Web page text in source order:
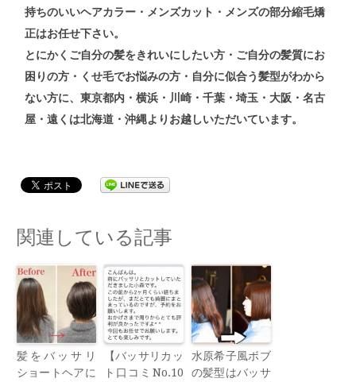
持ちのいいヘアカラー・メンズカット ・メンズの部分縮毛矯
正はお任せ下さい。
とにかくご自分の髪をきれいにしたい方・ご自分の髪質にお
困りの方・くせ毛でお悩みの方・自分に似合う髪型がわから
ない方に、東京都内・横浜・川崎・千葉・埼玉・大阪・名古
屋・遠くは北海道・沖縄よりお越しいただいています。
関連している記事
髪をバッサリ
ショートヘアに
【バッサリカッ
ト口コミNo.10
水原希子風ボブ
の髪型はバッサ